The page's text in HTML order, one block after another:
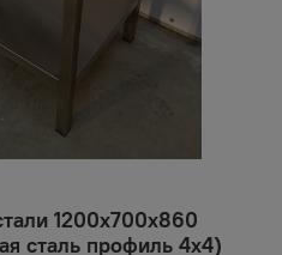
1200х700х860
сталь профиль 4х4)